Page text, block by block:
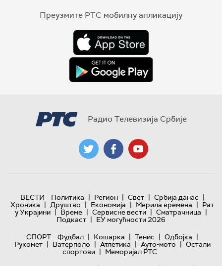
Преузмите РТС мобилну апликацију
Радио Телевизија Србије
ВЕСТИ Политика | Регион | Свет | Србија данас |
Хроника | Друштво | Економија | Мерила времена | Рат
у Украјини | Време | Сервисне вести | Сматрачница |
Подкаст | ЕУ могућности 2026
СПОРТ
Фудбал | Кошарка | Тенис | Одбојка |
Рукомет | Ватерполо | Атлетика | Ауто-мото | Остали
спортови | Меморијал РТС